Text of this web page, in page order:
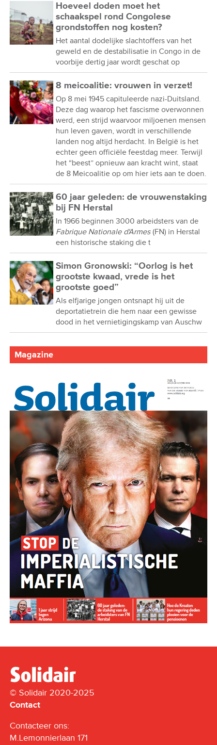
Hoeveel doden moet het
schaakspel rond Congolese
grondstoffen nog kosten?
Het aantal dodelijke slachtoffers van het
geweld en de destabilisatie in Congo in de
voorbije dertig jaar wordt geschat op
8 meicoalitie: vrouwen in verzet!
Op 8 mei 1945 capituleerde nazi-Duitsland.
Deze dag waarop het fascisme overwonnen
werd, een strijd waarvoor miljoenen mensen
hun leven gaven, wordt in verschillende
landen nog altijd herdacht. In België is het
echter geen officiële feestdag meer. Terwijl
het “beest” opnieuw aan kracht wint, staat
de 8 Meicoalitie op om hier iets aan te doen.
60 jaar geleden: de vrouwenstaking
bij FN Herstal
In 1966 beginnen 3000 arbeidsters van de
Fabrique Nationale d'Armes (FN) in Herstal
een historische staking die t
Simon Gronowski: “Oorlog is het
grootste kwaad, vrede is het
grootste goed”
Als elfjarige jongen ontsnapt hij uit de
deportatietrein die hem naar een gewisse
dood in het vernietigingskamp van Auschw
Magazine
© Solidair 2020-2025
Contact
Contacteer ons:
M.Lemonnierlaan 171